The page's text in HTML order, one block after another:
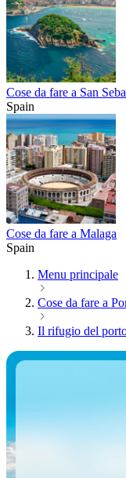
Cose da fare a San
Spain
Cose da fare a Malaga
Spain
Menu principale
Cose da fare a
Il rifugio del